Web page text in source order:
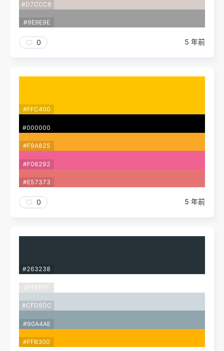
#D7CCC8
#9E9E9E
0 5 年前
#FFC400
#000000
#F9A825
#F06292
#E57373
0 5 年前
#263238
#FFFFFF
#CFD8DC
#90A4AE
#FFB300